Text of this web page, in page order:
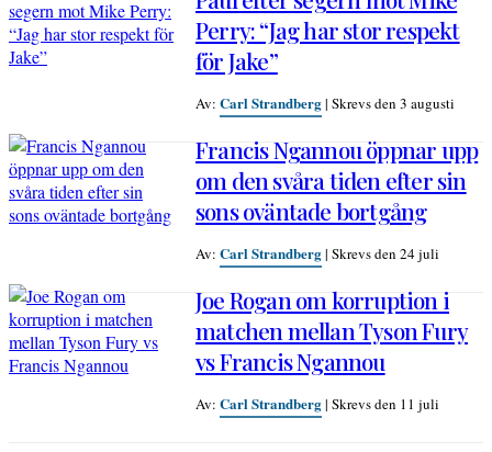
Perry: “Jag har stor respekt
för Jake”
Av: Carl Strandberg| Skrevs den 3 augusti
Francis Ngannou öppnar upp
om den svåra tiden efter sin
sons oväntade bortgång
Av: Carl Strandberg| Skrevs den 24 juli
Joe Rogan om korruption i
matchen mellan Tyson Fury
vs Francis Ngannou
Av: Carl Strandberg| Skrevs den 11 juli